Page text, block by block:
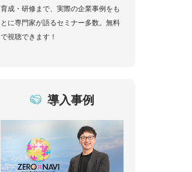
育成・研修まで、実際の企業事例をも
とに専門家が語るセミナー多数。無料
で視聴できます！
導入事例